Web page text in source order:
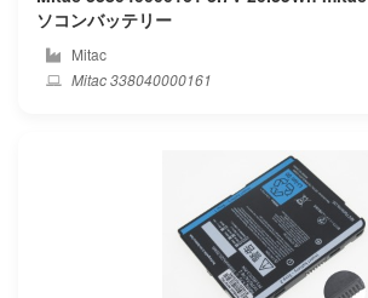
Iota
Ipason
ソコンバッテリー
Mitac
Mitac 338040000161